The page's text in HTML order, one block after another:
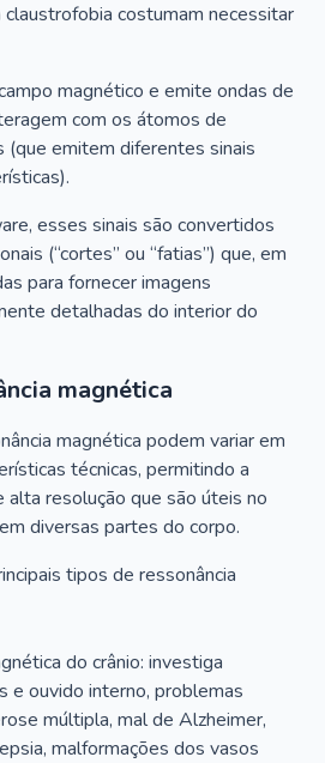
costumam necessitar
magnético e emite ondas de
com os átomos de
(que emitem diferentes sinais
esses sinais são convertidos
(“cortes” ou “fatias”) que, em
para fornecer imagens
detalhadas do interior do
magnética
magnética podem variar em
técnicas, permitindo a
alta resolução que são úteis no
diversas partes do corpo.
tipos de ressonância
do crânio: investiga
e ouvido interno, problemas
múltipla, mal de Alzheimer,
malformações dos vasos